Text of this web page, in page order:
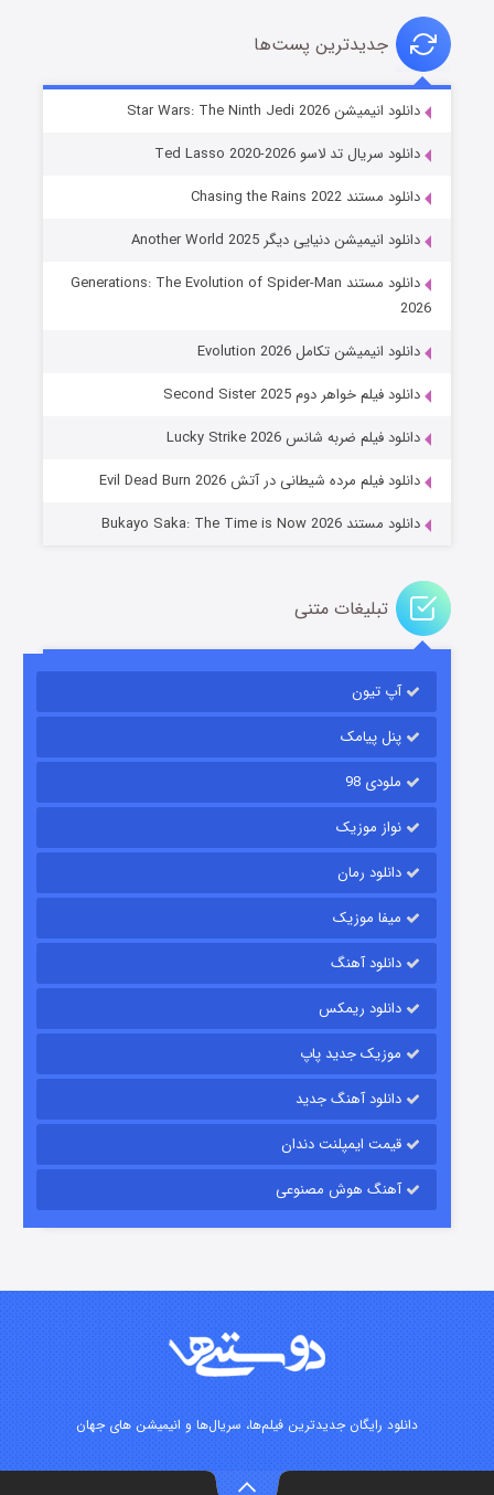
خاندان اژدها فصل ۳
جادوگری در مغولستان
باب اسفنجی فصل ۱۷
قسمت۶ (زیرنویس) منتشر شد
قسمت۱۵ (دوبله) منتشر شد
جدیدترین پست‌ها
دانلود انیمیشن Star Wars: The Ninth Jedi 2026
دانلود سریال تد لاسو Ted Lasso 2020-2026
دانلود مستند Chasing the Rains 2022
دانلود انیمیشن دنیایی دیگر Another World 2025
دانلود مستند Generations: The Evolution of Spider-Man
2026
دانلود انیمیشن تکامل Evolution 2026
دانلود فیلم خواهر دوم Second Sister 2025
دانلود فیلم ضربه شانس Lucky Strike 2026
دانلود فیلم مرده شیطانی در آتش Evil Dead Burn 2026
دانلود مستند Bukayo Saka: The Time is Now 2026
تبلیغات متنی
آپ تیون
پنل پیامک
ملودی 98
نواز موزیک
دانلود رمان
میفا موزیک
دانلود آهنگ
دانلود ریمکس
موزیک جدید پاپ
دانلود آهنگ جدید
قیمت ایمپلنت دندان
آهنگ هوش مصنوعی
دانلود رایگان جدیدترین فیلم‌ها، سریال‌ها و انیمیشن های جهان